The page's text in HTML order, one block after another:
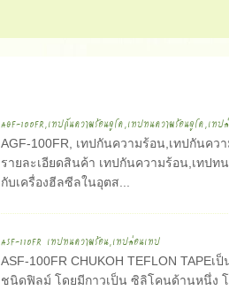
AGF-100FR,เทปกันความร้อนจูโค,เทปทนความร้อนจูโค,เทป
AGF-100FR, เทปกันความร้อน,เทปกันคว
รายละเอียดสินค้า เทปกันความร้อน,เทปท
กับเครื่องฮีลซีลในอุตส...
ASF-110FR เทปทนความร้อน,เทปล่อนเทป
ASF-100FR CHUKOH TEFLON TAPE
ชนิดฟิลม์ โดยมีกาวเป็น ซิลิโคนด้านหนึ่ง